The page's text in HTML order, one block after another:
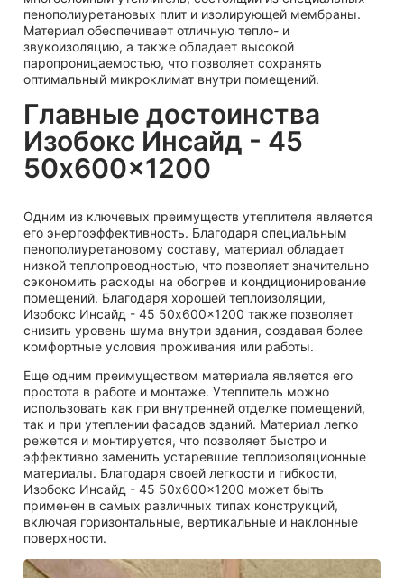
пенополиуретановых плит и изолирующей мембраны.
Материал обеспечивает отличную тепло- и
звукоизоляцию, а также обладает высокой
паропроницаемостью, что позволяет сохранять
оптимальный микроклимат внутри помещений.
Главные достоинства
Изобокс Инсайд - 45
50x600x1200
Одним из ключевых преимуществ утеплителя является
его энергоэффективность. Благодаря специальным
пенополиуретановому составу, материал обладает
низкой теплопроводностью, что позволяет значительно
сэкономить расходы на обогрев и кондиционирование
помещений. Благодаря хорошей теплоизоляции,
Изобокс Инсайд - 45 50x600x1200 также позволяет
снизить уровень шума внутри здания, создавая более
комфортные условия проживания или работы.
Еще одним преимуществом материала является его
простота в работе и монтаже. Утеплитель можно
использовать как при внутренней отделке помещений,
так и при утеплении фасадов зданий. Материал легко
режется и монтируется, что позволяет быстро и
эффективно заменить устаревшие теплоизоляционные
материалы. Благодаря своей легкости и гибкости,
Изобокс Инсайд - 45 50x600x1200 может быть
применен в самых различных типах конструкций,
включая горизонтальные, вертикальные и наклонные
поверхности.